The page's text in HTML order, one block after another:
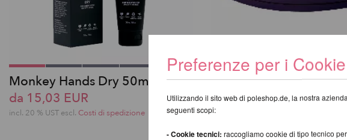
Monkey Hands Dry 50ml
da 15,03 EUR
incl. 20 % UST escl. Costi di spedizione
Pole Dance e Aerial
150cm
281,34 EUR
incl. 20 % UST escl. Costi di spedizione
Preferenze per i Cookie
Utilizzando il sito web di poleshop.de, la nostra
seguenti scopi:
- Cookie tecnici: raccogliamo cookie di tipo tecnico